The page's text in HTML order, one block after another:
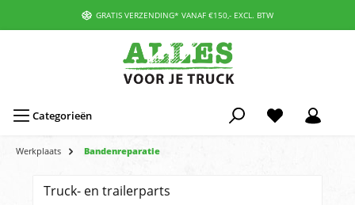
GRATIS VERZENDING* VANAF €150,- EXCL. BTW
Categorieën
Werkplaats Bandenreparatie
Truck- en trailerparts